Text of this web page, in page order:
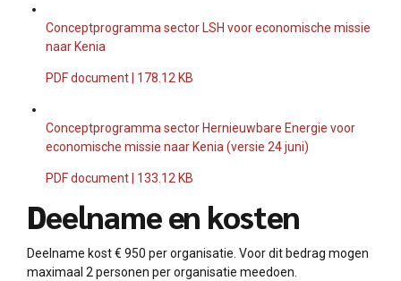
Conceptprogramma sector LSH voor economische missie
naar Kenia
PDF document | 178.12 KB
Conceptprogramma sector Hernieuwbare Energie voor
economische missie naar Kenia (versie 24 juni)
PDF document | 133.12 KB
Deelname en kosten
Deelname kost € 950 per organisatie. Voor dit bedrag mogen
maximaal 2 personen per organisatie meedoen.